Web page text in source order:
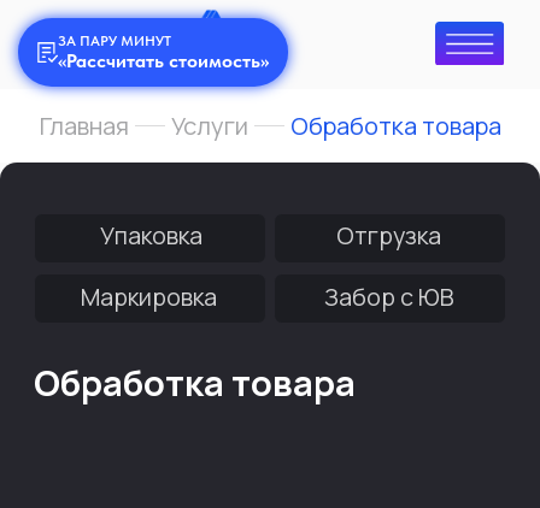
ЗА ПАРУ МИНУТ
«Рассчитать стоимость»
Главная Услуги Обработка товара
Упаковка Отгрузка
WMS система складского учета с ЛК